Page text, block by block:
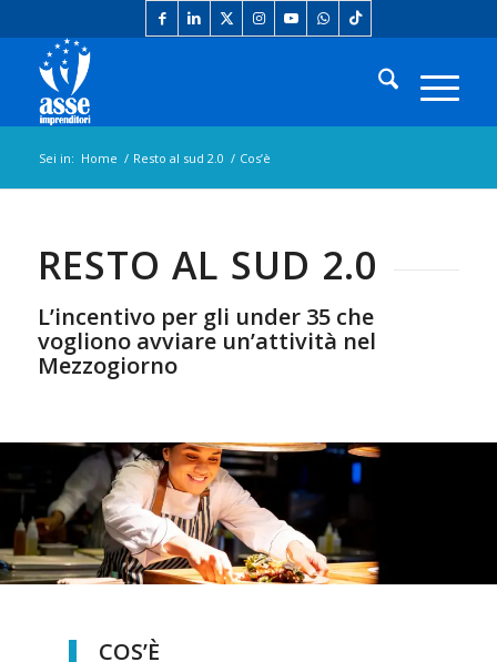
Sei in: Home / Resto al sud 2.0 / Cos’è
RESTO AL SUD 2.0
L’incentivo per gli under 35 che
vogliono avviare un’attività nel
Mezzogiorno
COS’È